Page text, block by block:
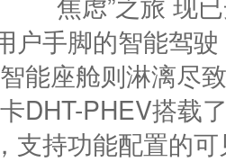
户手脚的智能驾
能座舱则淋漓尽
DHT-PHEV搭载
支持功能配置的